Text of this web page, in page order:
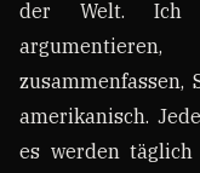
der Welt. Ich
amerikanisch.
es werden